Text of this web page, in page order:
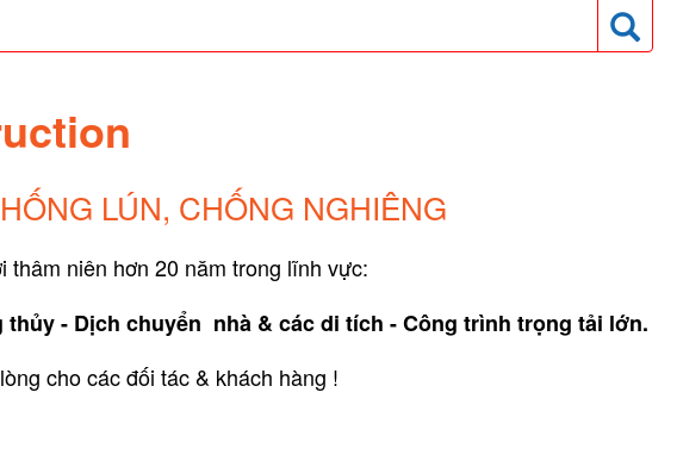
LÚN, CHỐNG NGHIÊNG
thâm niên hơn 20 năm trong lĩnh vực:
- Dịch chuyển nhà & các di tích - Công trình trọng tải lớn.
cho các đối tác & khách hàng !